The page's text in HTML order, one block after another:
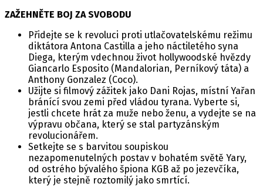
ZAŽEHNĚTE BOJ ZA SVOBODU
Přidejte se k revoluci proti utlačovatelskému režimu
diktátora Antona Castilla a jeho náctiletého syna
Diega, kterým vdechnou život hollywoodské hvězdy
Giancarlo Esposito (Mandalorian, Perníkový táta) a
Anthony Gonzalez (Coco).
Užijte si filmový zážitek jako Dani Rojas, místní Yařan
bránící svou zemi před vládou tyrana. Vyberte si,
jestli chcete hrát za muže nebo ženu, a vydejte se na
výpravu občana, který se stal partyzánským
revolucionářem.
Setkejte se s barvitou soupiskou
nezapomenutelných postav v bohatém světě Yary,
od ostrého bývalého špiona KGB až po jezevčíka,
který je stejně roztomilý jako smrtící.